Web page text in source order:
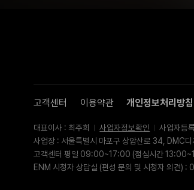
고객센터 이용약관 개인정보처리방침
대표이사 : 최주희 사업자정보확인 사업자등
사업장 : 서울특별시 마포구 상암산로 34, DMC
고객센터 평일 09:00~17:00 (점심시간
ENM 시청자 상담실 (편성 문의 및 시청자 의